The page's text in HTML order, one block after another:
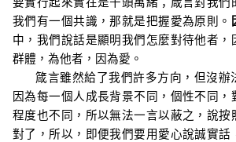
我們有一個共識，那就是把握愛為原則。
中，我們說話是顯明我們怎麼對待他者，
群體，為他者，因為愛。
箴言雖然給了我們許多方向，但沒辦
因為每一個人成長背景不同，個性不同，
程度也不同，所以無法一言以蔽之，說按
對了，所以，即便我們要用愛心說誠實話